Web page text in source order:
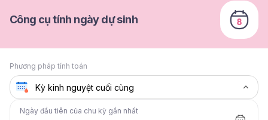
Công cụ tính ngày dự sinh
Phương pháp tính toán
Ngày đầu tiên của chu kỳ gần nhất